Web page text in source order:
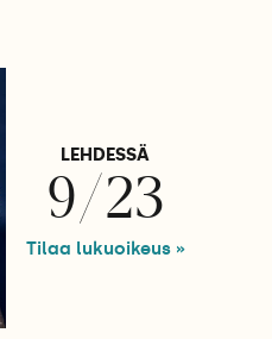
LEHDESSÄ
9/23
Tilaa lukuoikeus »